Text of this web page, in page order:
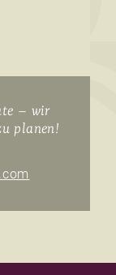
– wir
planen!